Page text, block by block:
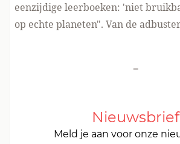
eenzijdige leerboeken: 'niet
op echte planeten". Van de
-
Nieuwsbrief
Meld je aan voor onze